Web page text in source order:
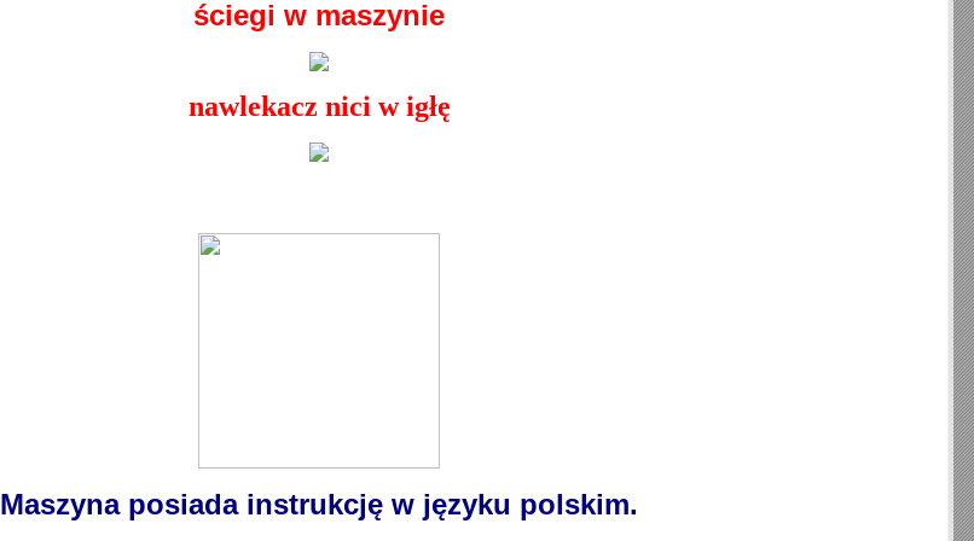
ściegi w maszynie
nawlekacz nici w igłę
Maszyna posiada instrukcję w języku polskim.